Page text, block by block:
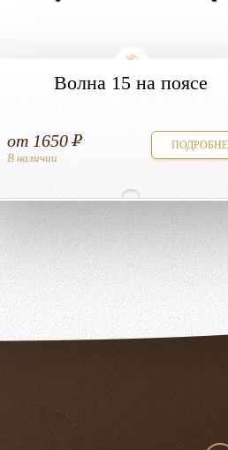
Волна 15 на поясе
от 1650
В наличии